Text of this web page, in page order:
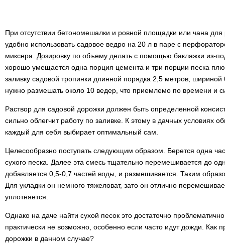
При отсутствии бетономешалки и ровной площадки или чана
удобно использовать садовое ведро на 20 л в паре с
миксера. Дозировку по объему делать с помощью баклажки из-
хорошо умещается одна порция цемента и три порции песка
заливку садовой тропинки длинной порядка 2,5 метров,
нужно размешать около 10 ведер, что приемлемо по времени и
Раствор для садовой дорожки должен быть определенной
сильно облегчит работу по заливке. К этому в дачных условиях
каждый для себя выбирает оптимальный сам.
Целесообразно поступать следующим образом. Берется одна
сухого песка. Далее эта смесь тщательно перемешивается до
добавляется 0,5-0,7 частей воды, и размешивается. Таким
Для укладки он немного тяжеловат, зато он отлично
уплотняется.
Однако на даче найти сухой песок это достаточно
практически не возможно, особенно если часто идут дожди. Как
дорожки в данном случае?